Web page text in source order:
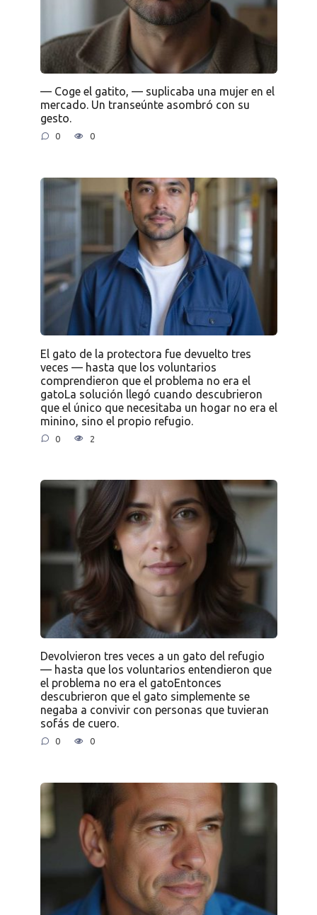
— Coge el gatito, — suplicaba una mujer en el
mercado. Un transeúnte asombró con su
gesto.
0 0
El gato de la protectora fue devuelto tres
veces — hasta que los voluntarios
comprendieron que el problema no era el
gatoLa solución llegó cuando descubrieron
que el único que necesitaba un hogar no era el
minino, sino el propio refugio.
0 2
Devolvieron tres veces a un gato del refugio
— hasta que los voluntarios entendieron que
el problema no era el gatoEntonces
descubrieron que el gato simplemente se
negaba a convivir con personas que tuvieran
sofás de cuero.
0 0